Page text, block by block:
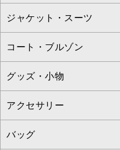
ニット・セーター
カーディガン
アンサンブルセット
ベスト・ジレ
パーカー
ドレス
チュニック
ジャンパースカート
その他のワンピース・
フルレングスパンツ
クロップド・半端丈パ
ガウチョ・ワイドパンツ
ハーフ・ショート丈パ
サロペット・オールイ
すべてのスカート
ロング・マキシ丈スカ
ひざ丈スカート
ミモレ丈スカート
ショート・ミニ丈スカ
ジャケット・スーツ
すべてのジャケット・
テーラードジャケット
ノーカラージャケット
セットアップ
コート・ブルゾン
すべてのコート・ブル
トレンチコート
ピーコート
グッズ・小物
すべてのグッズ・小物
マスク
アクセサリー
すべてのアクセサリー
バッグ